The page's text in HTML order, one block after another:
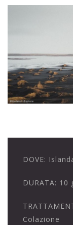
DOVE:
DURATA: 10
Colazione